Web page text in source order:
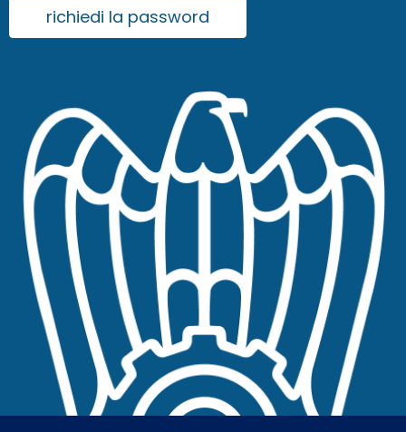
richiedi la password